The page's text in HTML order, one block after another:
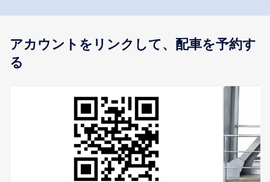
アカウントをリンクして、配車を予約す
る